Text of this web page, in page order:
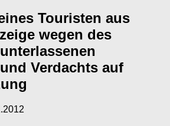
Touristen aus
wegen des
Verdachts auf